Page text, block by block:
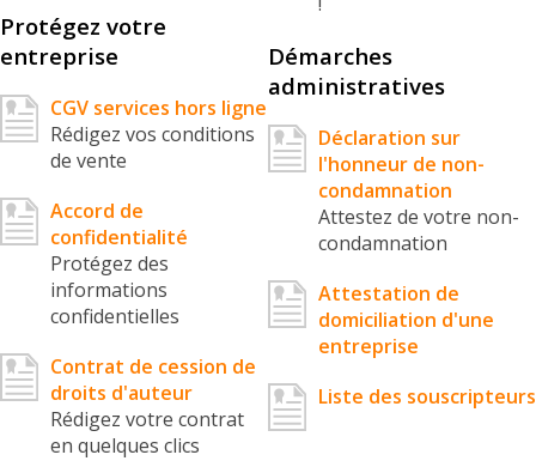
Protégez votre
entreprise
CGV services hors ligne
Rédigez vos conditions
de vente
Accord de
confidentialité
Protégez des
informations
confidentielles
Contrat de cession de
droits d'auteur
Rédigez votre contrat
en quelques clics
Démarches
administratives
Déclaration sur
l'honneur de non-
condamnation
Attestez de votre non-
condamnation
Attestation de
domiciliation d'une
entreprise
Liste des souscripteurs